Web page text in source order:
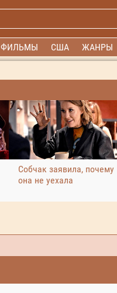
ФИЛЬМЫ США ЖАНРЫ
Собчак заявила, почему
она не уехала